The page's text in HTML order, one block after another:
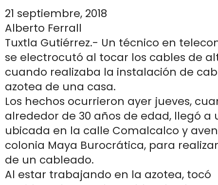
21 septiembre, 2018
Alberto Ferrall
Tuxtla Gutiérrez.- Un técnico en
se electrocutó al tocar los cables de
cuando realizaba la instalación de
azotea de una casa.
Los hechos ocurrieron ayer jueves,
alrededor de 30 años de edad, llegó a
ubicada en la calle Comalcalco y
colonia Maya Burocrática, para
de un cableado.
Al estar trabajando en la azotea, tocó